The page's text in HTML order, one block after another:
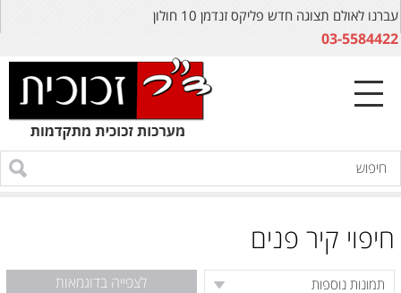
עברנו לאולם תצוגה חדש פליקס זנדמן 10 חולון
03-5584422
חיפוי קיר פנים
לצפייה בדוגמאות